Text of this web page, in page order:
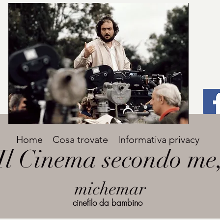
Titolo
grande
Avenir Light una delle font preferite dai
designer. Facile da leggere, viene
utilizzata per titoli e paragrafi.
Cinema secondo
michemar
Home Cosa trovate Informativa privacy
cinefilo da bambino